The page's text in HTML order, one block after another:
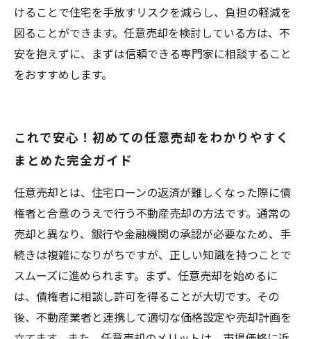
けることで住宅を手放すリスクを減らし、負担の軽減を
図ることができます。任意売却を検討している方は、不
安を抱えずに、まずは信頼できる専門家に相談すること
をおすすめします。
これで安心！初めての任意売却をわかりやすく
まとめた完全ガイド
任意売却とは、住宅ローンの返済が難しくなった際に債
権者と合意のうえで行う不動産売却の方法です。通常の
売却と異なり、銀行や金融機関の承認が必要なため、手
続きは複雑になりがちですが、正しい知識を持つことで
スムーズに進められます。まず、任意売却を始めるに
は、債権者に相談し許可を得ることが大切です。その
後、不動産業者と連携して適切な価格設定や売却計画を